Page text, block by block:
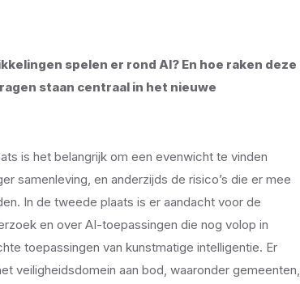
spelen er rond AI? En hoe raken deze
staan centraal in het nieuwe
is het belangrijk om een evenwicht te vinden
samenleving, en anderzijds de risico’s die er mee
In de tweede plaats is er aandacht voor de
en over AI-toepassingen die nog volop in
toepassingen van kunstmatige intelligentie. Er
veiligheidsdomein aan bod, waaronder gemeenten,